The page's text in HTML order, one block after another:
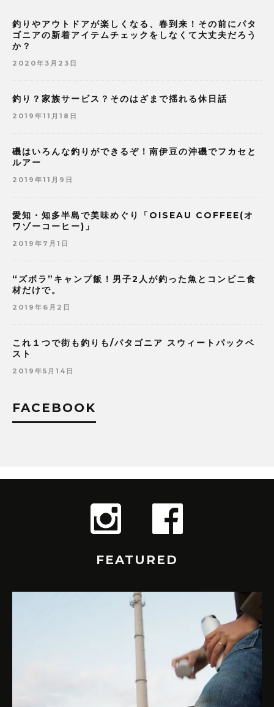
釣りやアウトドアが楽しくなる、春到来！その前にパタ
ゴニアの新着アイテムチェックをしなくて大丈夫だろう
か？
2020年3月23日
釣り？家族サービス？そのはざまで揺れる休日話
2019年11月18日
磯はいろんな釣りができるぞ！南伊豆の沖磯でフカセと
ルアー
2019年11月9日
愛知・知多半島で美味めぐり「OISEAU COFFEE(オ
ワゾーコーヒー)」
2019年7月1日
“ズボラ”キャンプ飯！男子2人が釣った魚とコンビニ食
材だけで。
2019年6月2日
これ１つで街も釣りも/パタゴニア スウィートパックベ
スト
2019年5月14日
FACEBOOK
FEATURED